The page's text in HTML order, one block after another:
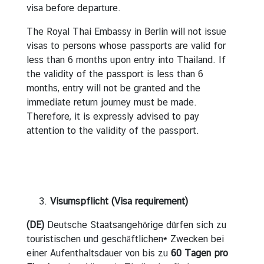
visa before departure.
The Royal Thai Embassy in Berlin will not issue
visas to persons whose passports are valid for
less than 6 months upon entry into Thailand. If
the validity of the passport is less than 6
months, entry will not be granted and the
immediate return journey must be made.
Therefore, it is expressly advised to pay
attention to the validity of the passport.
Visumspflicht (Visa requirement)
(DE) Deutsche Staatsangehörige dürfen sich zu
touristischen und geschäftlichen* Zwecken bei
einer Aufenthaltsdauer von bis zu 60 Tagen pro